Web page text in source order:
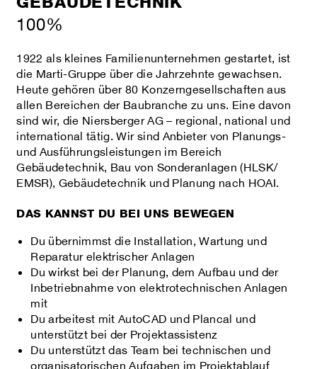
100%
1922 als kleines Familienunternehmen gestartet, ist
die Marti-Gruppe über die Jahrzehnte gewachsen.
Heute gehören über 80 Konzerngesellschaften aus
allen Bereichen der Baubranche zu uns. Eine davon
sind wir, die Niersberger AG – regional, national und
international tätig. Wir sind Anbieter von Planungs-
und Ausführungsleistungen im Bereich
Gebäudetechnik, Bau von Sonderanlagen (HLSK/
EMSR), Gebäudetechnik und Planung nach HOAI.
DAS KANNST DU BEI UNS BEWEGEN
Du übernimmst die Installation, Wartung und
Reparatur elektrischer Anlagen
Du wirkst bei der Planung, dem Aufbau und der
Inbetriebnahme von elektrotechnischen Anlagen
mit
Du arbeitest mit AutoCAD und Plancal und
unterstützt bei der Projektassistenz
Du unterstützt das Team bei technischen und
organisatorischen Aufgaben im Projektablauf